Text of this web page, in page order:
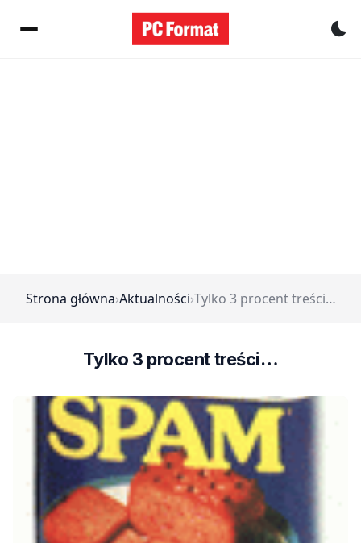
Strona główna›Aktualności›Tylko 3 procent treści…
Tylko 3 procent treści…